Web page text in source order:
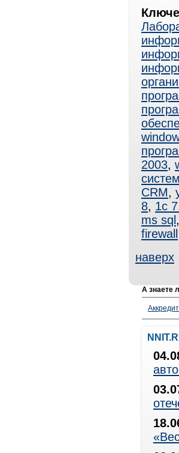
2003,
CRM,
8, 1с
ms sql ,
firewall
наверх
А знаете